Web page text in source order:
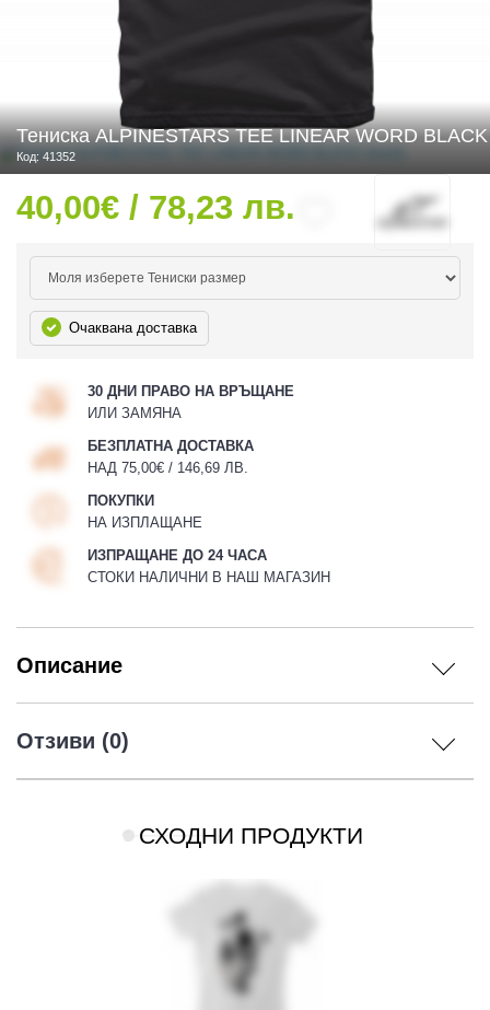
ЕКИПИРОВКА
Тениска ALPINESTARS TEE LINEAR WORD BLACK
Код: 41352
40,00€ / 78,23 лв.
Очаквана доставка
30 ДНИ ПРАВО НА ВРЪЩАНЕ
ИЛИ ЗАМЯНА
БЕЗПЛАТНА ДОСТАВКА
НАД 75,00€ / 146,69 ЛВ.
ПОКУПКИ
НА ИЗПЛАЩАНЕ
ИЗПРАЩАНЕ ДО 24 ЧАСА
СТОКИ НАЛИЧНИ В НАШ МАГАЗИН
Описание
Отзиви (0)
СХОДНИ ПРОДУКТИ